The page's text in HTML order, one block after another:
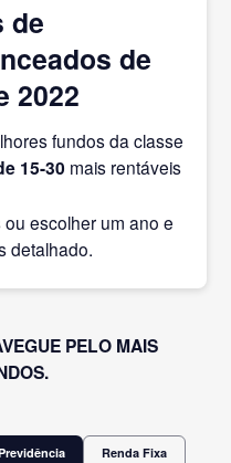
de
de
2022
fundos da classe
15-30 mais rentáveis
escolher um ano e
detalhado.
PELO MAIS
Renda Fixa